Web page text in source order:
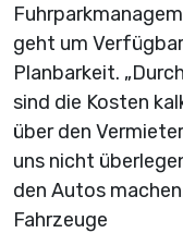
geht um
Planbarkeit.
sind die Kosten
über den
uns nicht
den Autos
Fahrzeuge